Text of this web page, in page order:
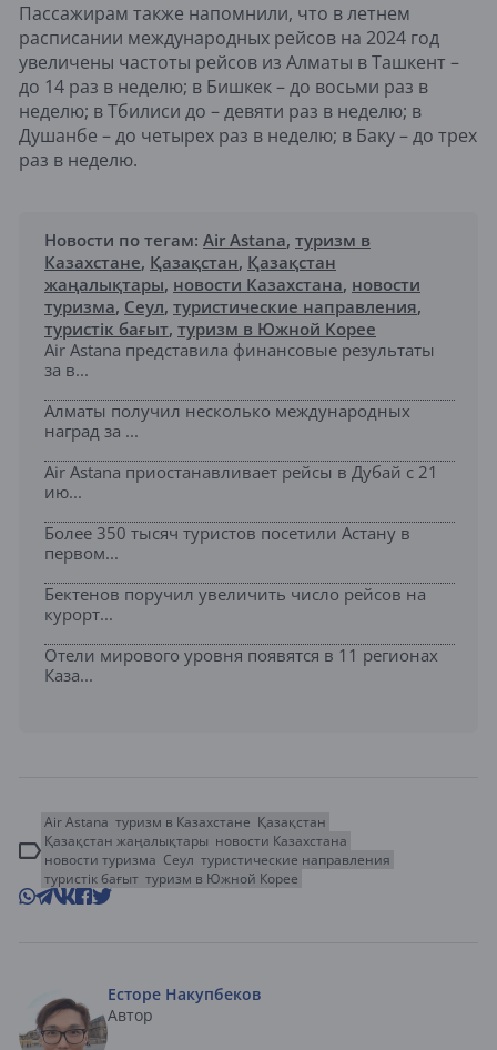
Пассажирам также напомнили, что в летнем
расписании международных рейсов на 2024 год
увеличены частоты рейсов из Алматы в Ташкент –
до 14 раз в неделю; в Бишкек – до восьми раз в
неделю; в Тбилиси до – девяти раз в неделю; в
Душанбе – до четырех раз в неделю; в Баку – до трех
раз в неделю.
Новости по тегам: Air Astana, туризм в
Казахстане, Қазақстан, Қазақстан
жаңалықтары, новости Казахстана, новости
туризма, Сеул, туристические направления,
туристік бағыт, туризм в Южной Корее
Air Astana представила финансовые результаты
за в...
Алматы получил несколько международных
наград за ...
Air Astana приостанавливает рейсы в Дубай с 21
ию...
Более 350 тысяч туристов посетили Астану в
первом...
Бектенов поручил увеличить число рейсов на
курорт...
Отели мирового уровня появятся в 11 регионах
Каза...
Air Astana туризм в Казахстане Қазақстан
Қазақстан жаңалықтары новости Казахстана
новости туризма Сеул туристические направления
туристік бағыт туризм в Южной Корее
Есторе Накупбеков
Автор